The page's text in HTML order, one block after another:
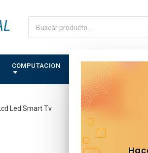
COMPUTACION CONTROLES REMOTOS
Lcd Led Smart Tv